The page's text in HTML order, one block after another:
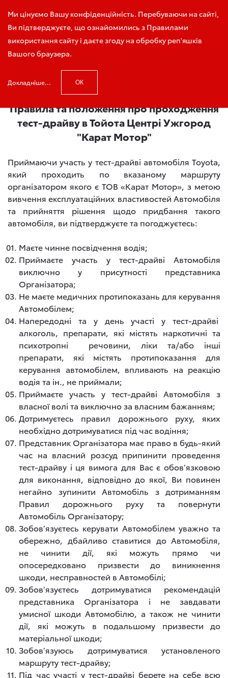
Ми цінуємо Вашу конфіденційність. Перебуваючи на сайті,
Ви підтверджуєте, що ознайомились з Правилами
використання сайту і даєте згоду на обробку реп'яшків
Вашого браузера.
Докладніше... ОК
Зателефонуйте мені
Правила та умови проходження тест-драйву
Правила та положення про проходження
тест-драйву в Тойота Центрі Ужгород
"Карат Мотор"
Приймаючи участь у тест-драйві автомобіля Toyota,
який проходить по вказаному маршруту
організатором якого є ТОВ «Карат Мотор», з метою
вивчення експлуатаційних властивостей Автомобіля
та прийняття рішення щодо придбання такого
автомобіля, ви підтверджуєте та погоджуєтесь:
Маєте чинне посвідчення водія;
Приймаєте участь у тест-драйві Автомобіля
виключно у присутності представника
Організатора;
Не маєте медичних протипоказань для керування
Автомобілем;
Напередодні та у день участі у тест-драйві
алкоголь, препарати, які містять наркотичні та
психотропні речовини, ліки та/або інші
препарати, які містять протипоказання для
керування автомобілем, впливають на реакцію
водія та ін., не приймали;
Приймаєте участь у тест-драйві Автомобіля з
власної волі та виключно за власним бажанням;
Дотримуєтесь правил дорожнього руху, яких
необхідно дотримуватися під час водіння;
Представник Організатора має право в будь-який
час на власний розсуд припинити проведення
тест-драйву і ця вимога для Вас є обов’язковою
для виконання, відповідно до якої, Ви повинен
негайно зупинити Автомобіль з дотриманням
Правил дорожнього руху та повернути
Автомобіль Організатору;
Зобов’язуєтесь керувати Автомобілем уважно та
обережно, дбайливо ставитися до Автомобіля,
не чинити дії, які можуть прямо чи
опосередковано призвести до виникнення
шкоди, несправностей в Автомобілі;
Зобов’язуєтесь дотримуватися рекомендацій
представника Організатора і не завдавати
умисної шкоди Автомобілю, а також не чинити
дії, які можуть в подальшому призвести до
матеріальної шкоди;
Зобов’язуюсь дотримуватися установленого
маршруту тест-драйву;
Під час участі у тест-драйві берете на себе всю